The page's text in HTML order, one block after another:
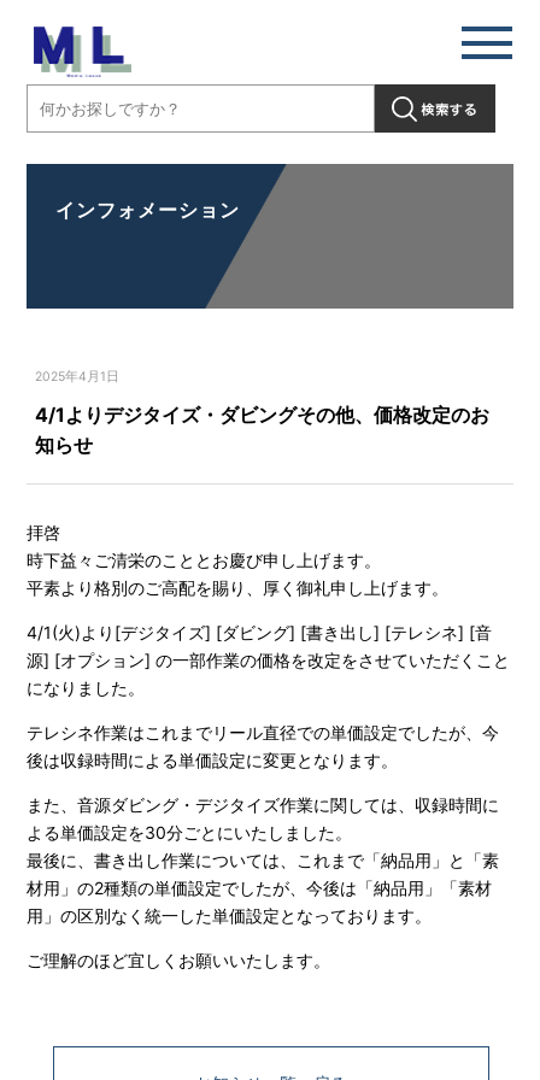
インフォメーション
2025年4月1日
4/1よりデジタイズ・ダビングその他、価格改定のお
知らせ
拝啓
時下益々ご清栄のこととお慶び申し上げます。
平素より格別のご高配を賜り、厚く御礼申し上げます。
4/1(火)より[デジタイズ] [ダビング] [書き出し] [テレシネ] [音
源] [オプション] の一部作業の価格を改定をさせていただくこと
になりました。
テレシネ作業はこれまでリール直径での単価設定でしたが、今
後は収録時間による単価設定に変更となります。
また、音源ダビング・デジタイズ作業に関しては、収録時間に
よる単価設定を30分ごとにいたしました。
最後に、書き出し作業については、これまで「納品用」と「素
材用」の2種類の単価設定でしたが、今後は「納品用」「素材
用」の区別なく統一した単価設定となっております。
ご理解のほど宜しくお願いいたします。